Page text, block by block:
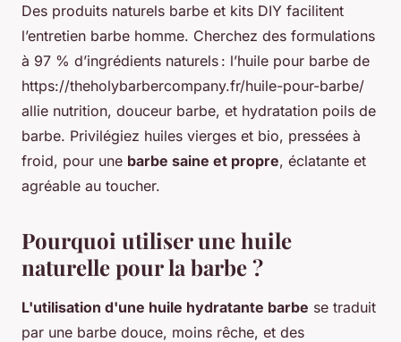
Des produits naturels barbe et kits DIY facilitent
l’entretien barbe homme. Cherchez des formulations
à 97 % d’ingrédients naturels : l’huile pour barbe de
https://theholybarbercompany.fr/huile-pour-barbe/
allie nutrition, douceur barbe, et hydratation poils de
barbe. Privilégiez huiles vierges et bio, pressées à
froid, pour une barbe saine et propre, éclatante et
agréable au toucher.
Pourquoi utiliser une huile
naturelle pour la barbe ?
L'utilisation d'une huile hydratante barbe se traduit
par une barbe douce, moins rêche, et des